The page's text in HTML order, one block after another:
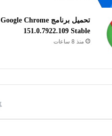
تحميل برنامج Google Chrome
151.0.7922.109 Stable
منذ 8 ساعات